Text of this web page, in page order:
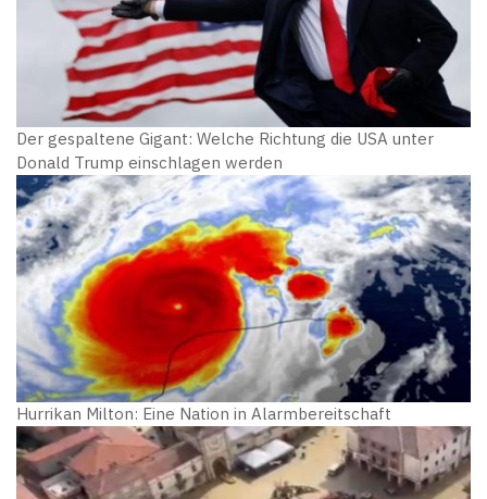
Der gespaltene Gigant: Welche Richtung die USA unter
Donald Trump einschlagen werden
Hurrikan Milton: Eine Nation in Alarmbereitschaft